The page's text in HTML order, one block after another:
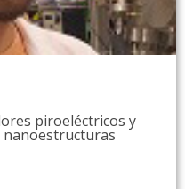
piroeléctricos y
nanoestructuras